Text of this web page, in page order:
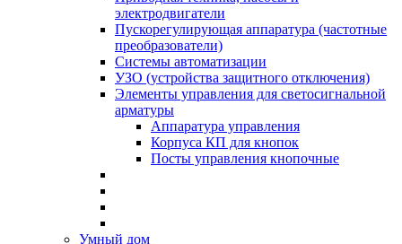
электродвигатели
Пускорегулирующая аппаратура (частотные
преобразователи)
Системы автоматизации
УЗО (устройства защитного отключения)
Элементы управления для светосигнальной
арматуры
Аппаратура управления
Корпуса КП для кнопок
Посты управления кнопочные
Умный дом